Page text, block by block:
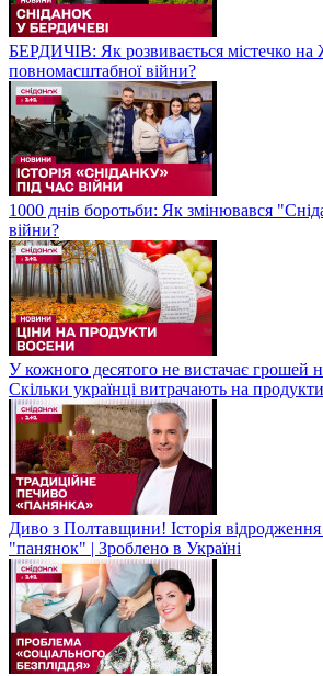
БЕРДИЧІВ: Як розвивається містечко
повномасштабної війни?
1000 днів боротьби: Як змінювався
війни?
У кожного десятого не вистачає грошей
Скільки українці витрачають на
Диво з Полтавщини! Історія
"панянок" | Зроблено в Україні